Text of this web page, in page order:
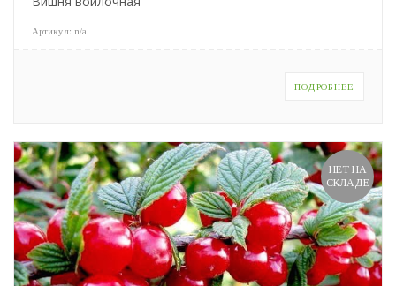
Артикул: n/a
ПОДРОБНЕЕ
НЕТ НА
СКЛАДЕ